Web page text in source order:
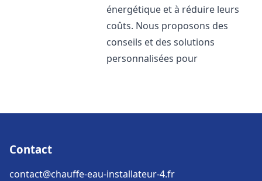
énergétique et à réduire leurs
coûts. Nous proposons des
conseils et des solutions
personnalisées pour
Contact
contact@chauffe-eau-installateur-4.fr